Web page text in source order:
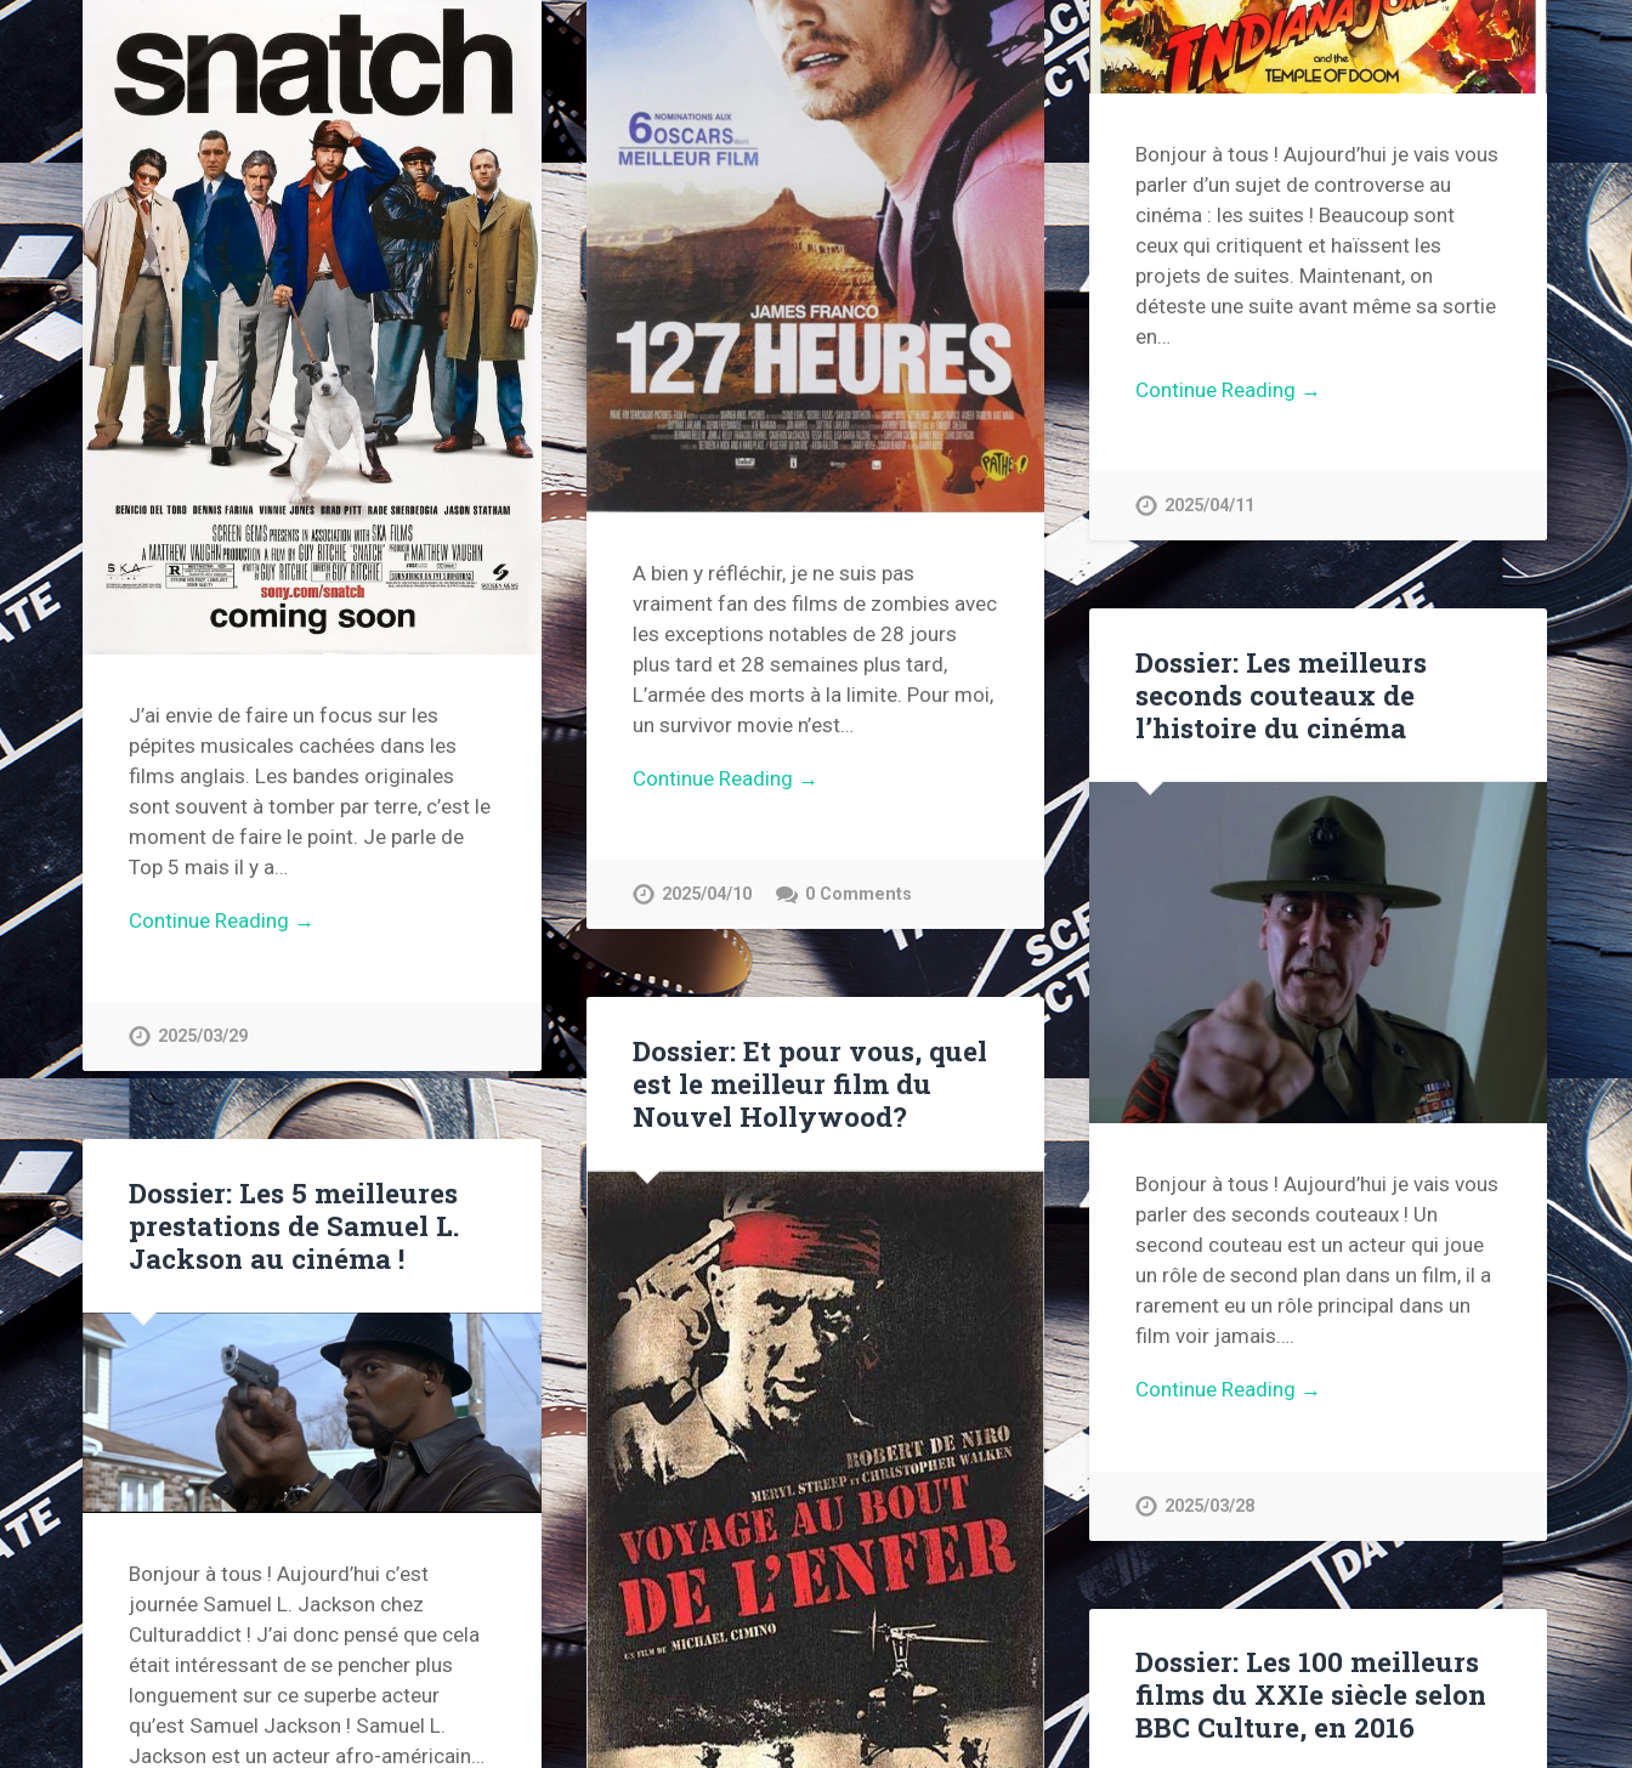
Bonjour à tous ! Aujourd’hui je vais vous
parler d’un sujet de controverse au
cinéma : les suites ! Beaucoup sont
ceux qui critiquent et haïssent les
projets de suites. Maintenant, on
déteste une suite avant même sa sortie
en…
Continue Reading →
2025/04/11
A bien y réfléchir, je ne suis pas
vraiment fan des films de zombies avec
les exceptions notables de 28 jours
plus tard et 28 semaines plus tard,
L’armée des morts à la limite. Pour moi,
un survivor movie n’est…
Continue Reading →
2025/04/10 0 Comments
J’ai envie de faire un focus sur les
pépites musicales cachées dans les
films anglais. Les bandes originales
sont souvent à tomber par terre, c’est le
moment de faire le point. Je parle de
Top 5 mais il y a…
Continue Reading →
2025/03/29
Dossier: Les meilleurs
seconds couteaux de
l’histoire du cinéma
Bonjour à tous ! Aujourd’hui je vais vous
parler des seconds couteaux ! Un
second couteau est un acteur qui joue
un rôle de second plan dans un film, il a
rarement eu un rôle principal dans un
film voir jamais….
Continue Reading →
2025/03/28
Dossier: Et pour vous, quel
est le meilleur film du
Nouvel Hollywood?
Dossier: Les 5 meilleures
prestations de Samuel L.
Jackson au cinéma !
Bonjour à tous ! Aujourd’hui c’est
journée Samuel L. Jackson chez
Culturaddict ! J’ai donc pensé que cela
était intéressant de se pencher plus
longuement sur ce superbe acteur
qu’est Samuel Jackson ! Samuel L.
Jackson est un acteur afro-américain…
Dossier: Les 100 meilleurs
films du XXIe siècle selon
BBC Culture, en 2016